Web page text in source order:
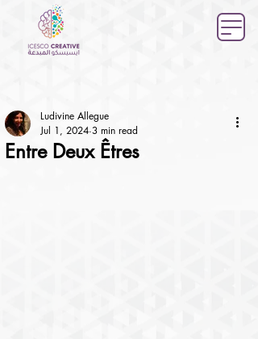
Entre Deux Êtres
Ludivine Allegue
Jul 1, 2024 3 min read